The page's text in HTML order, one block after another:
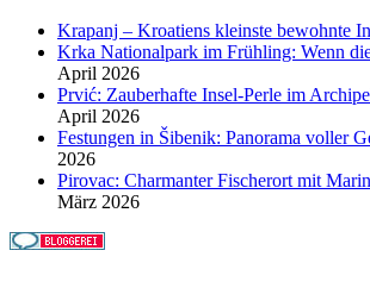
Krapanj – Kroatiens kleinste bewohnte
Krka Nationalpark im Frühling: Wenn
April 2026
Prvić: Zauberhafte Insel-Perle im
April 2026
Festungen in Šibenik: Panorama voller
2026
Pirovac: Charmanter Fischerort mit
März 2026